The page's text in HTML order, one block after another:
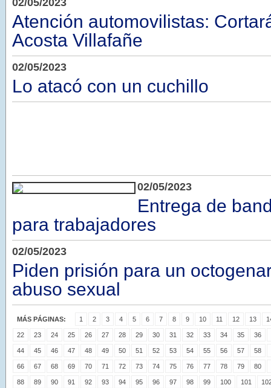
02/05/2023
Atención automovilistas:
Acosta Villafañe
02/05/2023
Lo atacó con un cuchillo
02/05/2023
Entrega de
para trabajadores
02/05/2023
Piden prisión para un
abuso sexual
MÁS PÁGINAS: 1 2 3 4 5 6 7 8 9 10 11 12 13
22 23 24 25 26 27 28 29 30 31 32 33 34 35 36
44 45 46 47 48 49 50 51 52 53 54 55 56 57 58
66 67 68 69 70 71 72 73 74 75 76 77 78 79 80
88 89 90 91 92 93 94 95 96 97 98 99 100 101